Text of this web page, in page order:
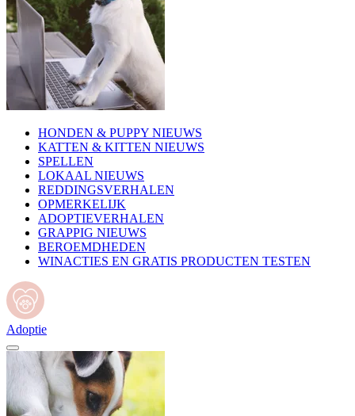
HONDEN & PUPPY NIEUWS
KATTEN & KITTEN NIEUWS
SPELLEN
LOKAAL NIEUWS
REDDINGSVERHALEN
OPMERKELIJK
ADOPTIEVERHALEN
GRAPPIG NIEUWS
BEROEMDHEDEN
WINACTIES EN GRATIS PRODUCTEN TESTEN
Adoptie